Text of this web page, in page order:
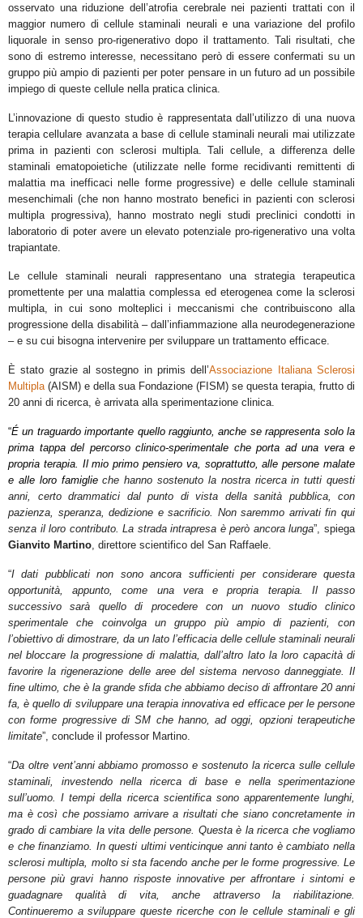
osservato una riduzione dell’atrofia cerebrale nei pazienti trattati con il
maggior numero di cellule staminali neurali e una variazione del profilo
liquorale in senso pro-rigenerativo dopo il trattamento. Tali risultati, che
sono di estremo interesse, necessitano però di essere confermati su un
gruppo più ampio di pazienti per poter pensare in un futuro ad un possibile
impiego di queste cellule nella pratica clinica.
L’innovazione di questo studio è rappresentata dall’utilizzo di una nuova
terapia cellulare avanzata a base di cellule staminali neurali mai utilizzate
prima in pazienti con sclerosi multipla. Tali cellule, a differenza delle
staminali ematopoietiche (utilizzate nelle forme recidivanti remittenti di
malattia ma inefficaci nelle forme progressive) e delle cellule staminali
mesenchimali (che non hanno mostrato benefici in pazienti con sclerosi
multipla progressiva), hanno mostrato negli studi preclinici condotti in
laboratorio di poter avere un elevato potenziale pro-rigenerativo una volta
trapiantate.
Le cellule staminali neurali rappresentano una strategia terapeutica
promettente per una malattia complessa ed eterogenea come la sclerosi
multipla, in cui sono molteplici i meccanismi che contribuiscono alla
progressione della disabilità – dall’infiammazione alla neurodegenerazione
– e su cui bisogna intervenire per sviluppare un trattamento efficace.
È stato grazie al sostegno in primis dell’Associazione Italiana Sclerosi
Multipla(AISM) e della sua Fondazione (FISM) se questa terapia, frutto di
20 anni di ricerca, è arrivata alla sperimentazione clinica.
“É un traguardo importante quello raggiunto, anche se rappresenta solo la
prima tappa del percorso clinico-sperimentale che porta ad una vera e
propria terapia. Il mio primo pensiero va, soprattutto, alle persone malate
e alle loro famiglieche hanno sostenuto la nostra ricerca in tutti questi
anni, certo drammatici dal punto di vista della sanità pubblica, con
pazienza, speranza, dedizione e sacrificio. Non saremmo arrivati fin qui
senza il loro contributo. La strada intrapresa è però ancora lunga”, spiega
Gianvito Martino, direttore scientifico del San Raffaele.
“I dati pubblicati non sono ancora sufficienti per considerare questa
opportunità, appunto, come una vera e propria terapia. Il passo
successivo
sarà quello di procedere con un nuovo studio clinico
sperimentale che coinvolga un gruppo più ampio di pazienti, con
l’obiettivo di dimostrare, da un lato l’efficacia delle cellule staminali neurali
nel bloccare la progressione di malattia, dall’altro lato la loro capacità di
favorire la rigenerazione delle aree del sistema nervoso danneggiate. Il
fine ultimo, che è la grande sfida che abbiamo deciso di affrontare 20 anni
fa, è quello di sviluppare una terapia innovativa ed efficace per le persone
con forme progressive di SM che hanno, ad oggi, opzioni terapeutiche
limitate”, conclude il professor Martino.
“Da oltre vent’anni abbiamo promosso e sostenuto la ricerca sulle cellule
staminali, investendo nella ricerca di base e nella sperimentazione
sull’uomo. I tempi della ricerca scientifica sono apparentemente lunghi,
ma è così che possiamo arrivare a risultati che siano concretamente in
grado di cambiare la vita delle persone. Questa è la ricerca che vogliamo
e che finanziamo. In questi ultimi venticinque anni tanto è cambiato nella
sclerosi multipla, molto si sta facendo anche per le forme progressive. Le
persone più gravi hanno risposte innovative per affrontare i sintomi e
guadagnare qualità di vita, anche attraverso la riabilitazione.
Continueremo a sviluppare queste ricerche con le cellule staminali e gli